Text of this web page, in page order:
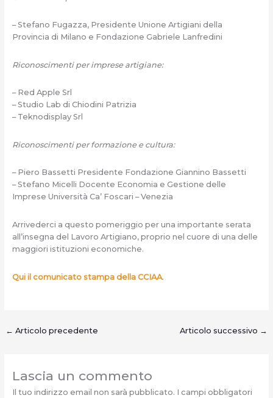
– Stefano Fugazza, Presidente Unione Artigiani della
Provincia di Milano e Fondazione Gabriele Lanfredini
Riconoscimenti per imprese artigiane:
– Red Apple Srl
– Studio Lab di Chiodini Patrizia
– Teknodisplay Srl
Riconoscimenti per formazione e cultura:
– Piero Bassetti Presidente Fondazione Giannino Bassetti
– Stefano Micelli Docente Economia e Gestione delle
Imprese Università Ca’ Foscari – Venezia
Arrivederci a questo pomeriggio per una importante serata
all’insegna del Lavoro Artigiano, proprio nel cuore di una delle
maggiori istituzioni economiche.
Qui il comunicato stampa della CCIAA.
← Articolo precedente Articolo successivo →
Lascia un commento
Il tuo indirizzo email non sarà pubblicato. I campi obbligatori